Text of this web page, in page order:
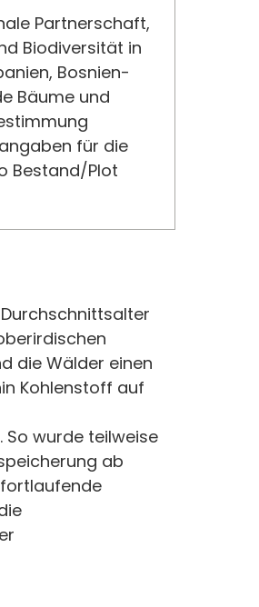
Partnerschaft,
Biodiversität in
Bosnien-
Bäume und
für die
Bestand/Plot
die Wälder einen
Kohlenstoff auf
wurde teilweise
ab